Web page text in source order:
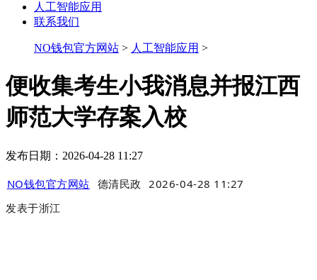
人工智能应用
联系我们
NO钱包官方网站 > 人工智能应用 >
便收集考生小我消息并报江西
师范大学存案入校
发布日期：2026-04-28 11:27
NO钱包官方网站 德清民政
2026-04-28 11:27
发表于浙江